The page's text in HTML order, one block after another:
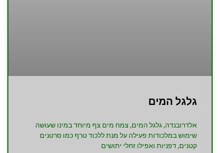
גלגל המים
אלדרובנדה, גלגל המים, צמח מים צף מיוחד במינו שעושה
שימוש במלכודות פעילה על מנת ללכוד טרף כמו סרטנים
קטנים, דפניות ואפילו זחלי יתושים